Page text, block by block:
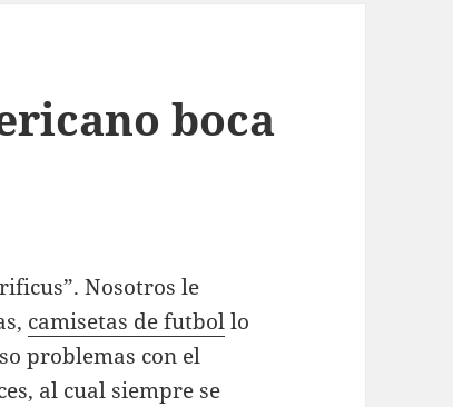
boca
Nosotros le
camisetas de futbollo
problemas con el
al cual siempre se